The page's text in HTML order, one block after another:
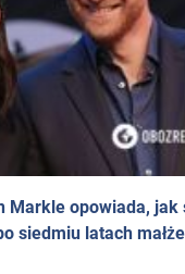
opowiada, jak
siedmiu latach